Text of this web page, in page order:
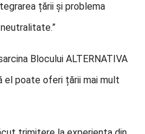
țării și problema
Blocului ALTERNATIVA
el poate oferi țării mai mult